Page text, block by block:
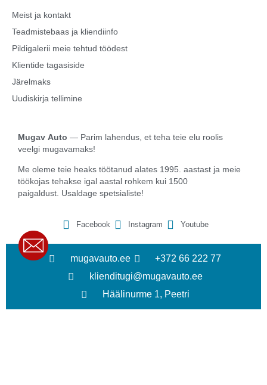
Meist ja kontakt
Teadmistebaas ja kliendiinfo
Pildigalerii meie tehtud töödest
Klientide tagasiside
Järelmaks
Uudiskirja tellimine
Mugav Auto — Parim lahendus, et teha teie elu roolis
veelgi mugavamaks!
Me oleme teie heaks töötanud alates 1995. aastast ja meie
töökojas tehakse igal aastal rohkem kui 1500
paigaldust. Usaldage spetsialiste!
Facebook Instagram Youtube
mugavauto.ee
+372 66 222 77
klienditugi@mugavauto.ee
Häälinurme 1, Peetri